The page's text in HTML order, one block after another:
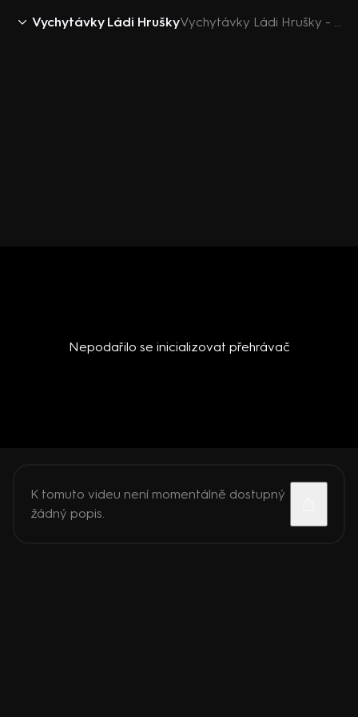
Vychytávky Ládi Hrušky Vychytávky Ládi Hrušky - Čaj na nadýmání
Nepodařilo se inicializovat přehrávač
K tomuto videu není momentálně dostupný
žádný popis.